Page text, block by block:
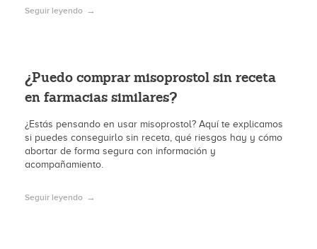
Seguir leyendo
¿Puedo comprar misoprostol sin receta
en farmacias similares?
¿Estás pensando en usar misoprostol? Aquí te explicamos
si puedes conseguirlo sin receta, qué riesgos hay y cómo
abortar de forma segura con información y
acompañamiento.
Seguir leyendo